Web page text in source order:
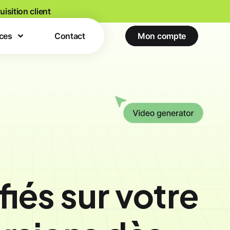
client
Contact Mon compte
Contact Mon compte
sur votre